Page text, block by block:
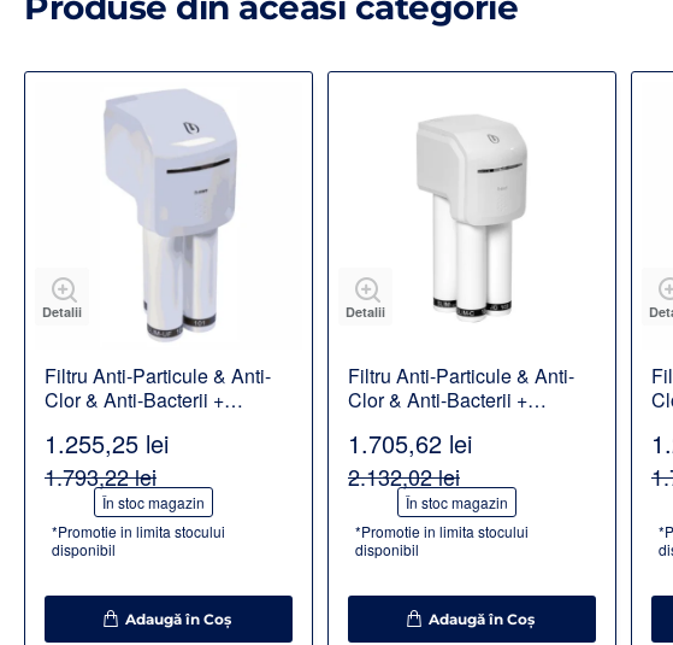
Detalii
Filtru Anti-Particule & Anti-
Clor & Anti-Bacterii +
În stoc magazin
*Promotie in limita stocului
disponibil
1.255,25 lei
1.793,22 lei
Adaugă în Coş
Detalii
Filtru Anti-Particule & Anti-
Clor & Anti-Bacterii +
Pure Slim 4
În stoc magazin
*Promotie in limita stocului
disponibil
1.705,62 lei
2.132,02 lei
Adaugă în Coş